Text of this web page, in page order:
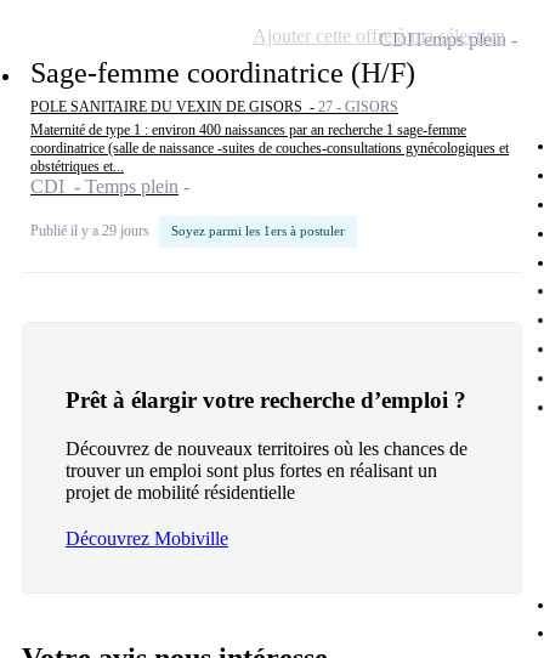
Sage-femme coordinatrice (H/F)
POLE SANITAIRE DU VEXIN DE GISORS - 27 - GISORS
Maternité de type 1 : environ 400 naissances par an recherche 1 sage-femme
coordinatrice (salle de naissance -suites de couches-consultations gynécologiques et
obstétriques et...
CDI - Temps plein
Publié il y a 29 jours Soyez parmi les 1ers à postuler
CDITemps plein
Ajouter cette offre à ma sélection
Prêt à élargir votre recherche d’emploi ?
Découvrez de nouveaux territoires où les chances de
trouver un emploi sont plus fortes en réalisant un
projet de mobilité résidentielle
Découvrez Mobiville